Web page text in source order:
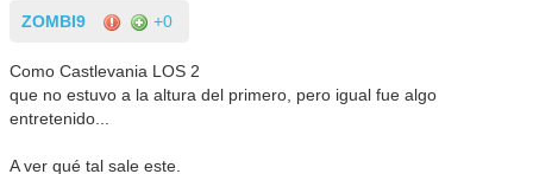
ZOMBI9 +0
Como Castlevania LOS 2
que no estuvo a la altura del primero, pero igual fue algo
entretenido...
A ver qué tal sale este.